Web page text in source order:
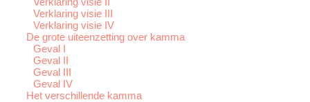
Verklaring visie III
Verklaring visie IV
De grote uiteenzetting over kamma
Geval I
Geval II
Geval III
Geval IV
Het verschillende kamma